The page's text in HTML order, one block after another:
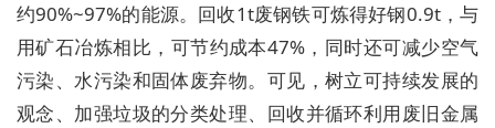
约90%~97%的能源。回收1t废钢铁可炼得好钢0.9t，与
用矿石冶炼相比，可节约成本47%，同时还可减少空气
污染、水污染和固体废弃物。可见，树立可持续发展的
观念、加强垃圾的分类处理、回收并循环利用废旧金属